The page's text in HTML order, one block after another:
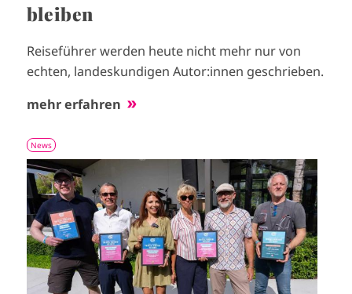
bleiben
Reiseführer werden heute nicht mehr nur von
echten, landeskundigen Autor:innen geschrieben.
mehr erfahren
News
I
m
a
g
e